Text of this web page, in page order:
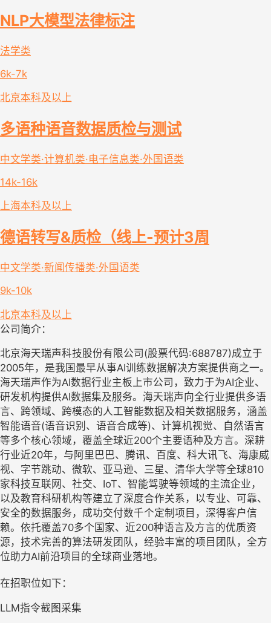
NLP大模型法律标注
法学类
6k-7k
北京本科及以上
多语种语音数据质检与测试
中文学类·计算机类·电子信息类·外国语类
14k-16k
上海本科及以上
德语转写&质检（线上-预计3周
中文学类·新闻传播类·外国语类
9k-10k
北京本科及以上
公司简介：
北京海天瑞声科技股份有限公司(股票代码:688787)成立于
2005年，是我国最早从事AI训练数据解决方案提供商之一。
海天瑞声作为AI数据行业主板上市公司，致力于为AI企业、
研发机构提供AI数据集及服务。海天瑞声向全行业提供多语
言、跨领域、跨模态的人工智能数据及相关数据服务，涵盖
智能语音(语音识别、语音合成等)、计算机视觉、自然语言
等多个核心领域，覆盖全球近200个主要语种及方言。深耕
行业近20年，与阿里巴巴、腾讯、百度、科大讯飞、海康威
视、字节跳动、微软、亚马逊、三星、清华大学等全球810
家科技互联网、社交、IoT、智能驾驶等领域的主流企业，
以及教育科研机构等建立了深度合作关系，以专业、可靠、
安全的数据服务，成功交付数千个定制项目，深得客户信
赖。依托覆盖70多个国家、近200种语言及方言的优质资
源，技术完善的算法研发团队，经验丰富的项目团队，全方
位助力AI前沿项目的全球商业落地。
在招职位如下：
LLM指令截图采集